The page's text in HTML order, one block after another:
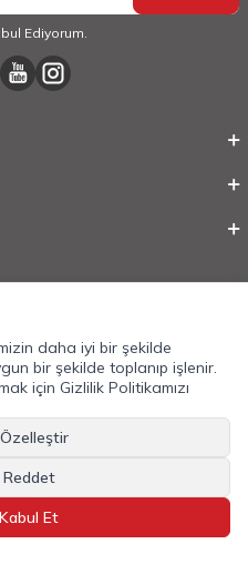
Ediyorum.
Mobilcadde.com
Hazırlanmıştır.
daha iyi bir şekilde
bir şekilde toplanıp işlenir.
için Gizlilik Politikamızı
Et